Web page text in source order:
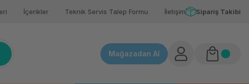
İçerikler Teknik Servis Talep Formu İletişim Sipariş Takibi
Mağazadan Al